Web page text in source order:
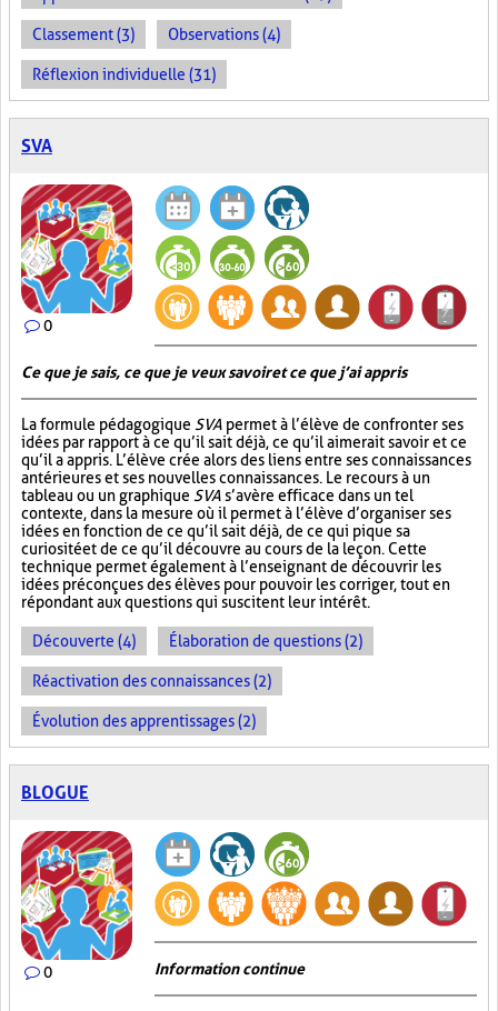
Classement (3) Observations (4)
Réflexion individuelle (31)
SVA
0
Ce que je sais, ce que je veux savoir et ce que j’ai appris
La formule pédagogique SVA permet à l’élève de confronter ses
idées par rapport à ce qu’il sait déjà, ce qu’il aimerait savoir et ce
qu’il a appris. L’élève crée alors des liens entre ses connaissances
antérieures et ses nouvelles connaissances. Le recours à un
tableau ou un graphique SVA s’avère efficace dans un tel
contexte, dans la mesure où il permet à l’élève d’organiser ses
idées en fonction de ce qu’il sait déjà, de ce qui pique sa
curiosité et de ce qu’il découvre au cours de la leçon. Cette
technique permet également à l’enseignant de découvrir les
idées préconçues des élèves pour pouvoir les corriger, tout en
répondant aux questions qui suscitent leur intérêt.
Découverte (4) Élaboration de questions (2)
Réactivation des connaissances (2)
Évolution des apprentissages (2)
BLOGUE
0 Information continue